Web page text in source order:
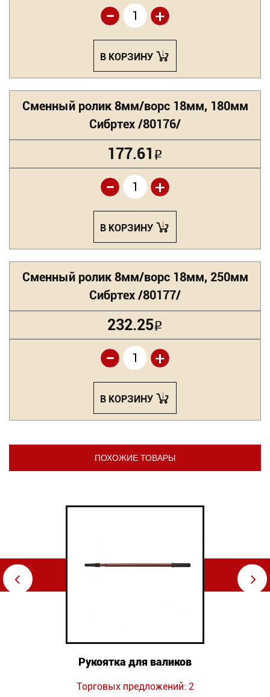
+
-
В КОРЗИНУ
Сменный ролик 8мм/ворс 18мм, 180мм
Сибртех /80176/
177.61 Р
+
-
В КОРЗИНУ
Сменный ролик 8мм/ворс 18мм, 250мм
Сибртех /80177/
232.25Р
+
-
В КОРЗИНУ
ПОХОЖИЕ ТОВАРЫ
⇦
Рукоятка для валиков
Торговых предложений: 2
⇨